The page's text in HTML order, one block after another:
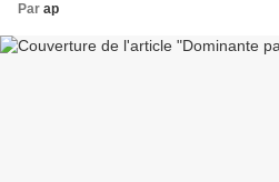
Par ap